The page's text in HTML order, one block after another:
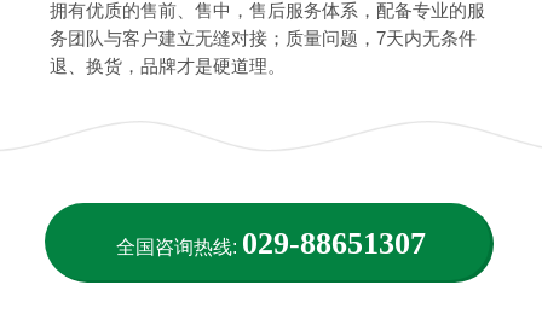
拥有优质的售前、售中，售后服务体系，配备专业的服
务团队与客户建立无缝对接；质量问题，7天内无条件
退、换货，品牌才是硬道理。
全国咨询热线: 029-88651307